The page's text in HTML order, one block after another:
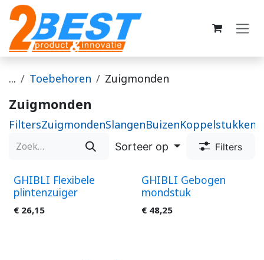
Overslaan naar inhoud
... Toebehoren Zuigmonden
Zuigmonden
FiltersZuigmondenSlangenBuizenKoppelstukken
Sorteer op Filters
GHIBLI Flexibele
plintenzuiger
€ 26,15
GHIBLI Gebogen
mondstuk
€ 48,25